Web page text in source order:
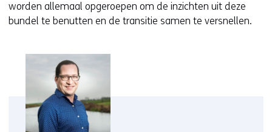
e
n
n
d
e
r
e
w
worden allemaal opgeroepen om de inzichten uit deze
bundel te benutten en de transitie samen te versnellen.